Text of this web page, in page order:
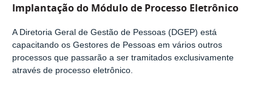
Implantação do Módulo de Processo Eletrônico
A Diretoria Geral de Gestão de Pessoas (DGEP) está
capacitando os Gestores de Pessoas em vários outros
processos que passarão a ser tramitados exclusivamente
através de processo eletrônico.